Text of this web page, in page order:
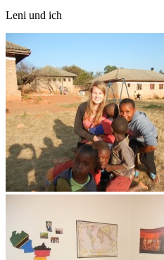
Leni und ich